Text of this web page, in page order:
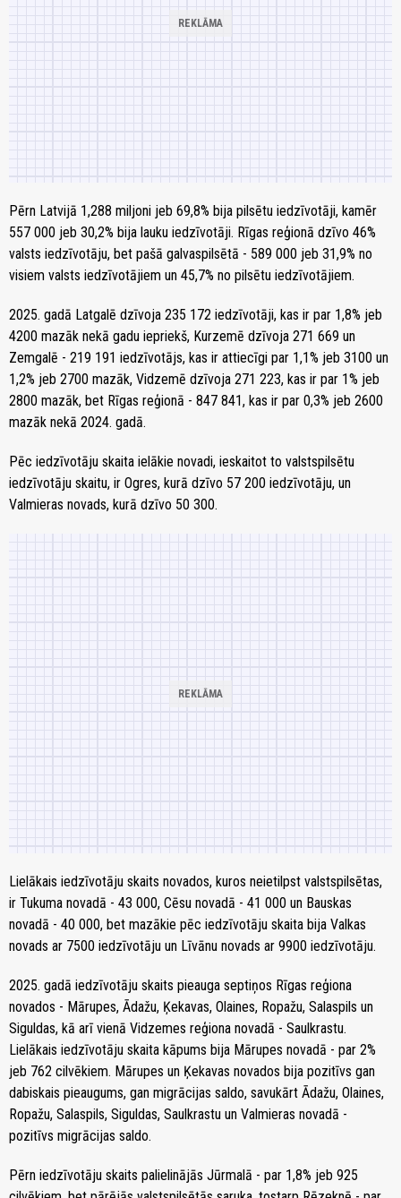
Pērn Latvijā 1,288 miljoni jeb 69,8% bija pilsētu iedzīvotāji, kamēr
557 000 jeb 30,2% bija lauku iedzīvotāji. Rīgas reģionā dzīvo 46%
valsts iedzīvotāju, bet pašā galvaspilsētā - 589 000 jeb 31,9% no
visiem valsts iedzīvotājiem un 45,7% no pilsētu iedzīvotājiem.
2025. gadā Latgalē dzīvoja 235 172 iedzīvotāji, kas ir par 1,8% jeb
4200 mazāk nekā gadu iepriekš, Kurzemē dzīvoja 271 669 un
Zemgalē - 219 191 iedzīvotājs, kas ir attiecīgi par 1,1% jeb 3100 un
1,2% jeb 2700 mazāk, Vidzemē dzīvoja 271 223, kas ir par 1% jeb
2800 mazāk, bet Rīgas reģionā - 847 841, kas ir par 0,3% jeb 2600
mazāk nekā 2024. gadā.
Pēc iedzīvotāju skaita ielākie novadi, ieskaitot to valstspilsētu
iedzīvotāju skaitu, ir Ogres, kurā dzīvo 57 200 iedzīvotāju, un
Valmieras novads, kurā dzīvo 50 300.
Lielākais iedzīvotāju skaits novados, kuros neietilpst valstspilsētas,
ir Tukuma novadā - 43 000, Cēsu novadā - 41 000 un Bauskas
novadā - 40 000, bet mazākie pēc iedzīvotāju skaita bija Valkas
novads ar 7500 iedzīvotāju un Līvānu novads ar 9900 iedzīvotāju.
2025. gadā iedzīvotāju skaits pieauga septiņos Rīgas reģiona
novados - Mārupes, Ādažu, Ķekavas, Olaines, Ropažu, Salaspils un
Siguldas, kā arī vienā Vidzemes reģiona novadā - Saulkrastu.
Lielākais iedzīvotāju skaita kāpums bija Mārupes novadā - par 2%
jeb 762 cilvēkiem. Mārupes un Ķekavas novados bija pozitīvs gan
dabiskais pieaugums, gan migrācijas saldo, savukārt Ādažu, Olaines,
Ropažu, Salaspils, Siguldas, Saulkrastu un Valmieras novadā -
pozitīvs migrācijas saldo.
Pērn iedzīvotāju skaits palielinājās Jūrmalā - par 1,8% jeb 925